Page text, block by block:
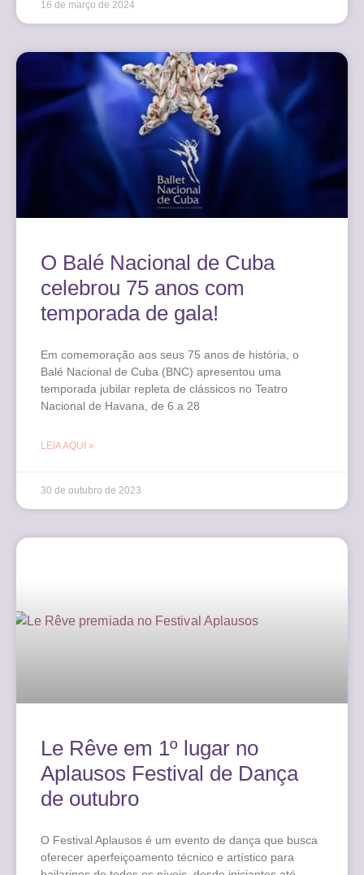
16 de março de 2024
O Balé Nacional de Cuba
celebrou 75 anos com
temporada de gala!
Em comemoração aos seus 75 anos de história, o
Balé Nacional de Cuba (BNC) apresentou uma
temporada jubilar repleta de clássicos no Teatro
Nacional de Havana, de 6 a 28
LEIA AQUI »
30 de outubro de 2023
Le Rêve em 1º lugar no
Aplausos Festival de Dança
de outubro
O Festival Aplausos é um evento de dança que busca
oferecer aperfeiçoamento técnico e artístico para